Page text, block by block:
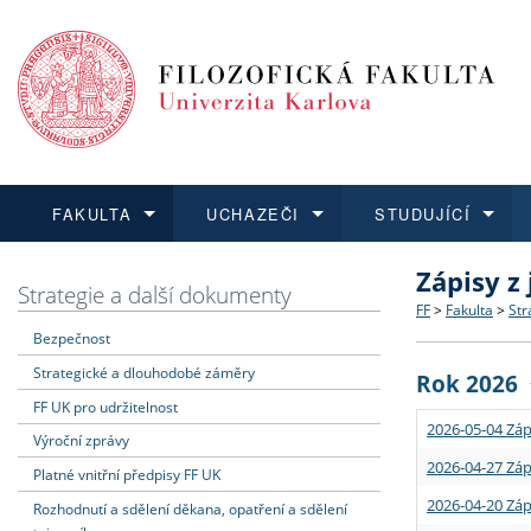
FAKULTA
Dozvědět se více
Struktura
Strategie
Podpora
UCHAZEČI
Podat přihlášku
Co
Učitelské
STUDUJÍCÍ
Dozvědět se více
Rigorózní
Dozvědět se více
O vědě a
Granty a
Dozvědět se více
Aktuální
Strategie a další dokumenty
Bezpečnost
Strategické a dlouhodobé záměry
FF UK pro udržitelnost
Výroční zprávy
Platné vnitřní předpisy FF UK
Rozhodnutí a sdělení děkana, opatření a sdělení
Zápisy
FF > Fakulta >
Rok 2026
2026-05-04
2026-04-27
2026-04-20